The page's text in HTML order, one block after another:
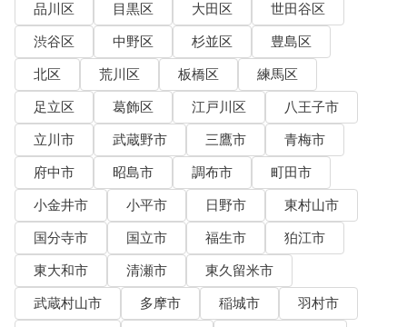
品川区
目黒区 大田区
世田谷区
渋谷区
中野区 杉並区
豊島区
北区
荒川区 板橋区
練馬区
足立区
葛飾区 江戸川区
八王子市
立川市
武蔵野市 三鷹市
青梅市
府中市
昭島市 調布市
町田市
小金井市
小平市 日野市
東村山市
国分寺市
国立市 福生市
狛江市
東大和市
清瀬市
東久留米市
武蔵村山市
多摩市 稲城市
羽村市